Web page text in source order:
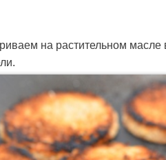
на растительном масле